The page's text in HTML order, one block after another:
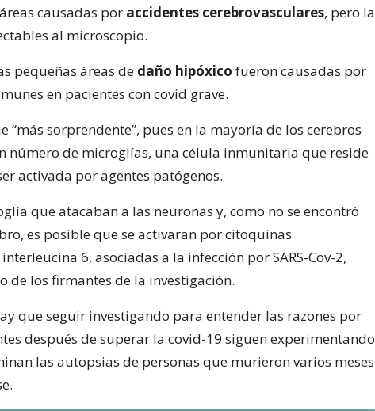
causadas por accidentes cerebrovasculares, pero la
al microscopio.
pequeñas áreas de daño hipóxico fueron causadas por
en pacientes con covid grave.
“más sorprendente”, pues en la mayoría de los cerebros
número de microglías, una célula inmunitaria que reside
activada por agentes patógenos.
que atacaban a las neuronas y, como no se encontró
es posible que se activaran por citoquinas
6, asociadas a la infección por SARS-Cov-2,
de los firmantes de la investigación.
que seguir investigando para entender las razones por
después de superar la covid-19 siguen experimentando
las autopsias de personas que murieron varios meses